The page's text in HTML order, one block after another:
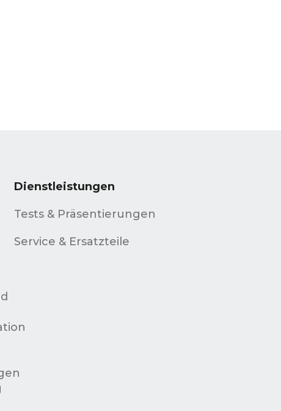
Dienstleistungen
Tests & Präsentierungen
Service & Ersatzteile